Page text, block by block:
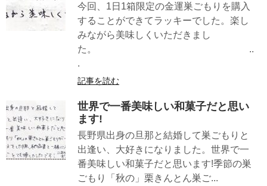
今回、1日1箱限定の金運巣ごもりを購入
することができてラッキーでした。楽し
みながら美味しくいただきまし
た。 ..
.
記事を読む
世界で一番美味しい和菓子だと思い
ます!
長野県出身の旦那と結婚して巣ごもりと
出逢い、大好きになりました。世界で一
番美味しい和菓子だと思います!季節の巣
ごもり「秋の」栗きんとん巣ご...